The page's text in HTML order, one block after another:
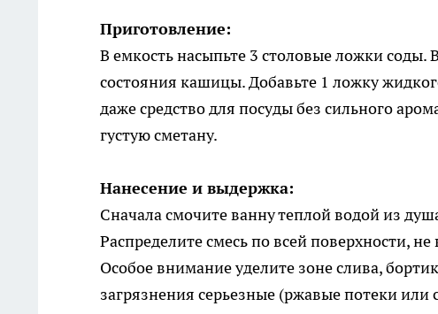
Приготовление:
В емкость насыпьте 3 столовые ложки
состояния кашицы. Добавьте 1 ложку
даже средство для посуды без сильного
густую сметану.
Нанесение и выдержка:
Сначала смочите ванну теплой водой из
Распределите смесь по всей поверхности,
Особое внимание уделите зоне слива,
загрязнения серьезные (ржавые потеки